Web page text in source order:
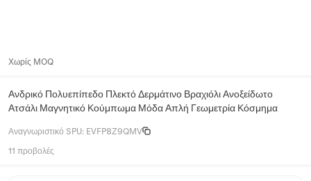
Χωρίς MOQ
Ανδρικό Πολυεπίπεδο Πλεκτό Δερμάτινο Βραχιόλι Ανοξείδωτο
Ατσάλι Μαγνητικό Κούμπωμα Μόδα Απλή Γεωμετρία Κόσμημα
Αναγνωριστικό SPU: EVFP8Z9QMV
11 προβολές